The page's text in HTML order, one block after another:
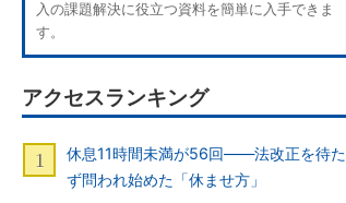
入の課題解決に役立つ資料を簡単に入手できま
す。
アクセスランキング
休息11時間未満が56回――法改正を待た
ず問われ始めた「休ませ方」